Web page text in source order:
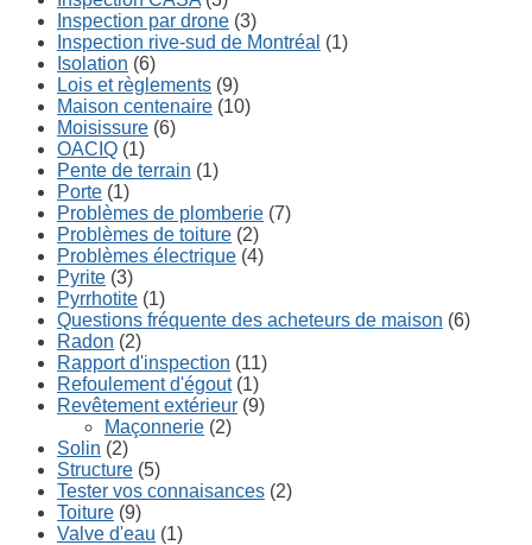
Inspection par drone (3)
Inspection rive-sud de Montréal (1)
Isolation (6)
Lois et règlements (9)
Maison centenaire (10)
Moisissure (6)
OACIQ (1)
Pente de terrain (1)
Porte (1)
Problèmes de plomberie (7)
Problèmes de toiture (2)
Problèmes électrique (4)
Pyrite (3)
Pyrrhotite (1)
Questions fréquente des acheteurs de maison (6)
Radon (2)
Rapport d'inspection (11)
Refoulement d'égout(1)
Revêtement extérieur (9)
Maçonnerie (2)
Solin (2)
Structure (5)
Tester vos connaisances (2)
Toiture (9)
Valve d'eau (1)